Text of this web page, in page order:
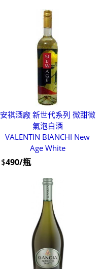
安祺酒廠 新世代系列 微甜微
氣泡白酒
VALENTIN BIANCHI New
Age White
$490/瓶